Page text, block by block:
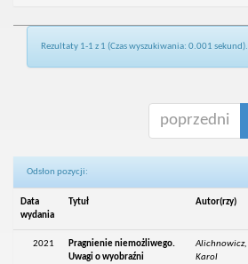
Rezultaty 1-1 z 1 (Czas wyszukiwania: 0.001 sekund).
poprzedni
Odsłon pozycji:
Data
wydania
Tytuł Autor(rzy)
2021
Pragnienie niemożliwego.
Uwagi o wyobraźni
Alichnowicz,
Karol